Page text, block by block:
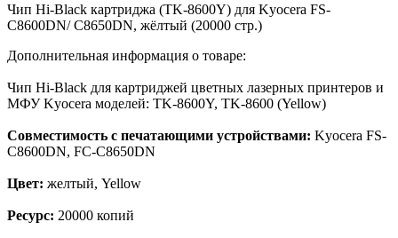
Чип Hi-Black картриджа (TK-8600Y) для Kyocera FS-
C8600DN/ C8650DN, жёлтый (20000 стр.)
Дополнительная информация о товаре:
Чип Hi-Black для картриджей цветных лазерных принтеров и
МФУ Kyocera моделей: TK-8600Y, TK-8600 (Yellow)
Совместимость с печатающими устройствами: Kyocera FS-
C8600DN, FC-C8650DN
Цвет: желтый, Yellow
Ресурс: 20000 копий